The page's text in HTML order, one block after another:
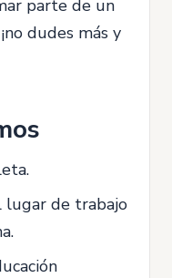
parte de un
dudes más y
lugar de trabajo